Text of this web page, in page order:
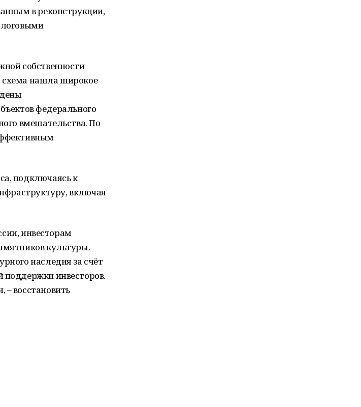
в реконструкции,
собственности
нашла широкое
федерального
вмешательства. По
подключаясь к
включая
инвесторам
культуры.
наследия за счёт
инвесторов.
восстановить